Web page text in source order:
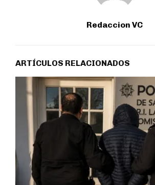
Redaccion VC
ARTÍCULOS RELACIONADOS